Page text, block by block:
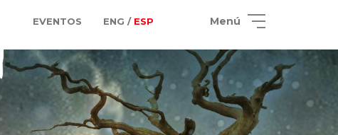
EVENTOS ENG / ESP Menú